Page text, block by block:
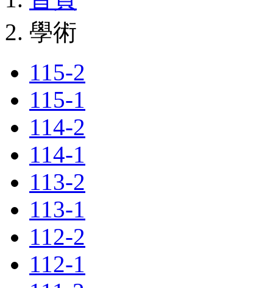
學術
115-2
115-1
114-2
114-1
113-2
113-1
112-2
112-1